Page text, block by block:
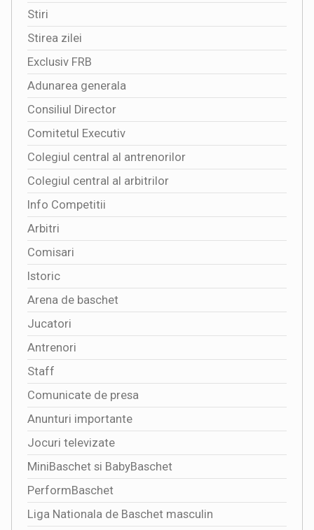
Stiri
Stirea zilei
Exclusiv FRB
Adunarea generala
Consiliul Director
Comitetul Executiv
Colegiul central al antrenorilor
Colegiul central al arbitrilor
Info Competitii
Arbitri
Comisari
Istoric
Arena de baschet
Jucatori
Antrenori
Staff
Comunicate de presa
Anunturi importante
Jocuri televizate
MiniBaschet si BabyBaschet
PerformBaschet
Liga Nationala de Baschet masculin